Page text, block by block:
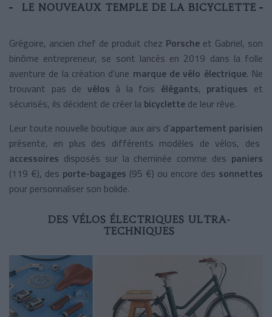
LE NOUVEAUX TEMPLE DE LA BICYCLETTE
Grégoire, ancien chef de produit chez Porsche et Gabriel, son
binôme entrepreneur, se sont lancés en 2019 dans la folle
aventure de la création d’une marque de vélo électrique. Ne
trouvant pas de vélos à la fois élégants, pratiques et
sécurisés, ils décident de créer la bicyclette de leur rêve.
Leur toute nouvelle boutique aux airs d’appartement parisien
présente, en plus des différents modèles de vélos, des
accessoires disposés sur la cheminée comme des paniers
(119 €), des porte-bagages (95 €) ou encore des sonnettes
pour personnaliser son bolide.
DES VÉLOS ÉLECTRIQUES ULTRA-
TECHNIQUES